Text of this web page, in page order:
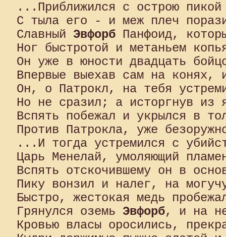
...Приближился с острою
С тыла его - и меж плеч
Славный Эвфорб Панфоид,
Ног быстротой и метаньем
Он уже в юности двадцать
Впервые выехав сам на конях,
Он, о Патрокл, на тебя
Но не сразил; а исторгнув из
Вспять побежал и укрылся в
Против Патрокла, уже
...И тогда устремился с
Царь Менелай, умоляющий
Вспять отскочившему он в
Пику вонзил и налег, на
Быстро, жестокая медь
Грянулся оземь Эвфорб, и на
Кровью власы оросились,